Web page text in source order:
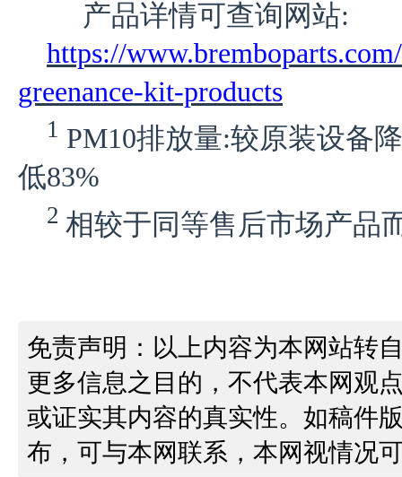
产品详情可查询网站:
https://
greenance-kit-products
1 PM10排放量:较原装设备
低83%
2 相较于同等售后市场产品
免责声明：以上内容为本网站转
更多信息之目的，不代表本网观
或证实其内容的真实性。如稿件
布，可与本网联系，本网视情况